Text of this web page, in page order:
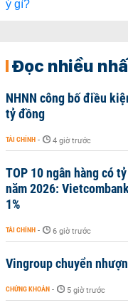
Đọc nhiều
NHNN công bố điều
tỷ đồng
TÀI CHÍNH - 4 giờ trước
TOP 10 ngân hàng có
năm 2026:
1%
TÀI CHÍNH - 6 giờ trước
Vingroup chuyển
CHỨNG KHOÁN - 5 giờ trước